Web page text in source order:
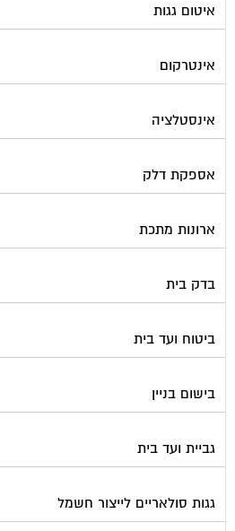
איטום גגות
אינטרקום
אינסטלציה
אספקת דלק
ארונות מתכת
בדק בית
ביטוח ועד בית
בישום בניין
גביית ועד בית
גגות סולאריים לייצור חשמל